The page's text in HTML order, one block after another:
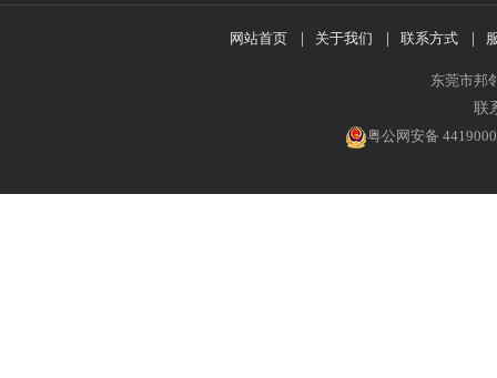
网站首页 关于我们 联系方式
东莞市邦
联
粤公网安备